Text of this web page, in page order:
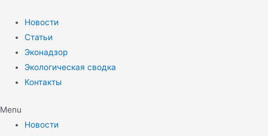
содержимому
Новости
Статьи
Эконадзор
Экологическая сводка
Контакты
Menu
Новости